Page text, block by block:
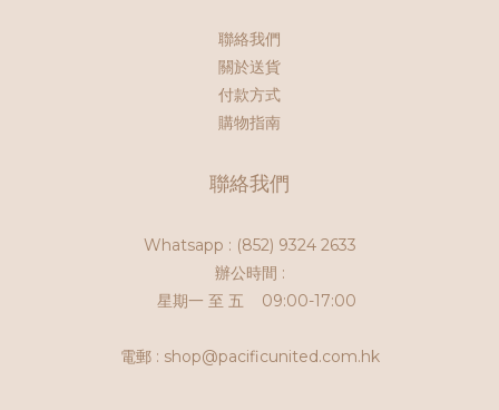
聯絡我們
關於送貨
付款方式
購物指南
聯絡我們
Whatsapp : (852) 9324 2633
辦公時間 :
星期一 至 五 09:00-17:00
電郵 : shop@pacificunited.com.hk